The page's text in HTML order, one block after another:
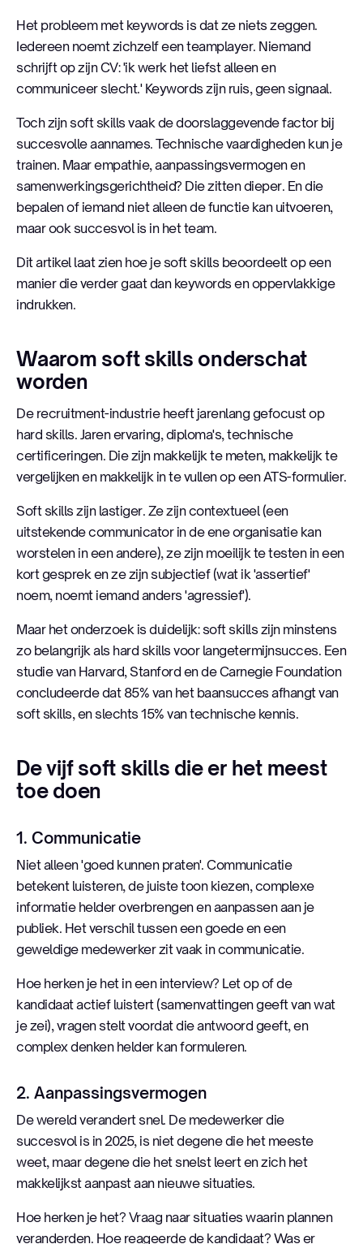
Het probleem met keywords is dat ze niets zeggen.
Iedereen noemt zichzelf een teamplayer. Niemand
schrijft op zijn CV: 'ik werk het liefst alleen en
communiceer slecht.' Keywords zijn ruis, geen signaal.
Toch zijn soft skills vaak de doorslaggevende factor bij
succesvolle aannames. Technische vaardigheden kun je
trainen. Maar empathie, aanpassingsvermogen en
samenwerkingsgerichtheid? Die zitten dieper. En die
bepalen of iemand niet alleen de functie kan uitvoeren,
maar ook succesvol is in het team.
Dit artikel laat zien hoe je soft skills beoordeelt op een
manier die verder gaat dan keywords en oppervlakkige
indrukken.
Waarom soft skills onderschat
worden
De recruitment-industrie heeft jarenlang gefocust op
hard skills. Jaren ervaring, diploma's, technische
certificeringen. Die zijn makkelijk te meten, makkelijk te
vergelijken en makkelijk in te vullen op een ATS-formulier.
Soft skills zijn lastiger. Ze zijn contextueel (een
uitstekende communicator in de ene organisatie kan
worstelen in een andere), ze zijn moeilijk te testen in een
kort gesprek en ze zijn subjectief (wat ik 'assertief'
noem, noemt iemand anders 'agressief').
Maar het onderzoek is duidelijk: soft skills zijn minstens
zo belangrijk als hard skills voor langetermijnsucces. Een
studie van Harvard, Stanford en de Carnegie Foundation
concludeerde dat 85% van het baansucces afhangt van
soft skills, en slechts 15% van technische kennis.
De vijf soft skills die er het meest
toe doen
1. Communicatie
Niet alleen 'goed kunnen praten'. Communicatie
betekent luisteren, de juiste toon kiezen, complexe
informatie helder overbrengen en aanpassen aan je
publiek. Het verschil tussen een goede en een
geweldige medewerker zit vaak in communicatie.
Hoe herken je het in een interview? Let op of de
kandidaat actief luistert (samenvattingen geeft van wat
je zei), vragen stelt voordat die antwoord geeft, en
complex denken helder kan formuleren.
2. Aanpassingsvermogen
De wereld verandert snel. De medewerker die
succesvol is in 2025, is niet degene die het meeste
weet, maar degene die het snelst leert en zich het
makkelijkst aanpast aan nieuwe situaties.
Hoe herken je het? Vraag naar situaties waarin plannen
veranderden. Hoe reageerde de kandidaat? Was er